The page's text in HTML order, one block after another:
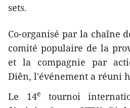
sets.
Co-organisé par la chaîne
comité populaire de la
et la compagnie par
Diên, l'événement a réuni
Le 14e tournoi